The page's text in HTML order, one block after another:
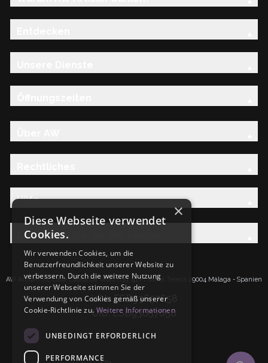
Hilfe
Entdecken Sie die AW-Familie
AW Artisan S.L.Calle Caleta de Velez n39, 41 PI Santa Tereza 29004 Málaga - Spanien
IdNr: ESB93657658
UID: ESB93657658
×
Diese Webseite verwendet
Cookies.
Wir verwenden Cookies, um die
Benutzerfreundlichkeit unserer Website zu
verbessern. Durch die weitere Nutzung
unserer Webseite stimmen Sie der
Verwendung von Cookies gemäß unserer
Cookie-Richtlinie zu. Weitere Informationen
UNBEDINGT ERFORDERLICH
PERFORMANCE